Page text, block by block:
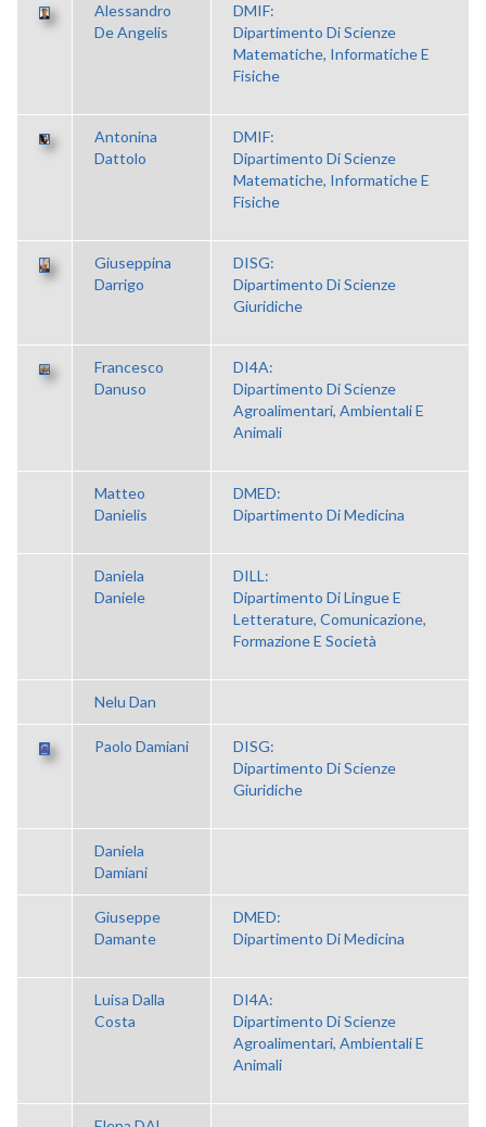
Alessandro
De Angelis
DMIF:
Dipartimento Di Scienze
Matematiche, Informatiche E
Fisiche
Antonina
Dattolo
DMIF:
Dipartimento Di Scienze
Matematiche, Informatiche E
Fisiche
Giuseppina
Darrigo
DISG:
Dipartimento Di Scienze
Giuridiche
Francesco
Danuso
DI4A:
Dipartimento Di Scienze
Agroalimentari, Ambientali E
Animali
Matteo
Danielis
DMED:
Dipartimento Di Medicina
Daniela
Daniele
DILL:
Dipartimento Di Lingue E
Letterature, Comunicazione,
Formazione E Società
Nelu Dan
Paolo Damiani
DISG:
Dipartimento Di Scienze
Giuridiche
Daniela
Damiani
Giuseppe
Damante
DMED:
Dipartimento Di Medicina
Luisa Dalla
Costa
DI4A:
Dipartimento Di Scienze
Agroalimentari, Ambientali E
Animali